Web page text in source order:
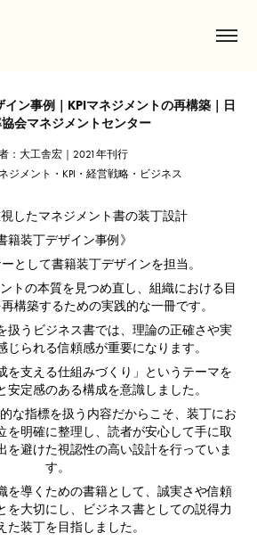
ン事例｜KPIマネジメントの再構築｜日
会マネジメントセンター
：大工舎宏｜2021年刊行
ジメント・KPI・経営戦略・ビジネス
したマネジメント書の装丁設計
籍装丁デザイン事例》
として書籍装丁デザインを担当。
トの本質を見つめ直し、組織における目
構築するための実践的な一冊です。
扱うビジネス書では、理論の正確さや実
じられる信頼感が重要になります。
を支える仕組みづくり」というテーマを
安定感のある構成を意識しました。
な指標を扱う内容だからこそ、装丁にお
を明確に整理し、読者が安心して手に取
を避けた視認性の高い設計を行っていま
す。
を導くための書籍として、誠実さや信頼
を大切にし、ビジネス書としての説得力
た装丁を目指しました。